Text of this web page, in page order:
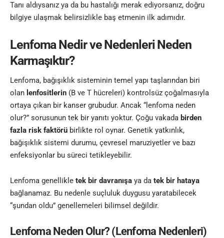
Tanı aldıysanız ya da bu hastalığı merak ediyorsanız, doğru
bilgiye ulaşmak belirsizlikle baş etmenin ilk adımıdır.
Lenfoma Nedir ve Nedenleri Neden
Karmaşıktır?
Lenfoma, bağışıklık sisteminin temel yapı taşlarından biri
olan lenfositlerin (B ve T hücreleri) kontrolsüz çoğalmasıyla
ortaya çıkan bir kanser grubudur. Ancak “lenfoma neden
olur?” sorusunun tek bir yanıtı yoktur. Çoğu vakada birden
fazla risk faktörü birlikte rol oynar. Genetik yatkınlık,
bağışıklık sistemi durumu, çevresel maruziyetler ve bazı
enfeksiyonlar bu süreci tetikleyebilir.
Lenfoma genellikle tek bir davranışa ya da tek bir hataya
bağlanamaz. Bu nedenle suçluluk duygusu yaratabilecek
“şundan oldu” genellemeleri bilimsel değildir.
Lenfoma Neden Olur? (Lenfoma Nedenleri)